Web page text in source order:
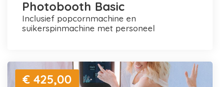
Photobooth Basic
inclusief popcornmachine en
suikerspinmachine met personeel
€ 425,00